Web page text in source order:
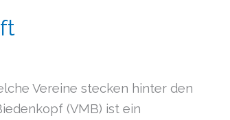
Vereine stecken hinter den
(VMB) ist ein